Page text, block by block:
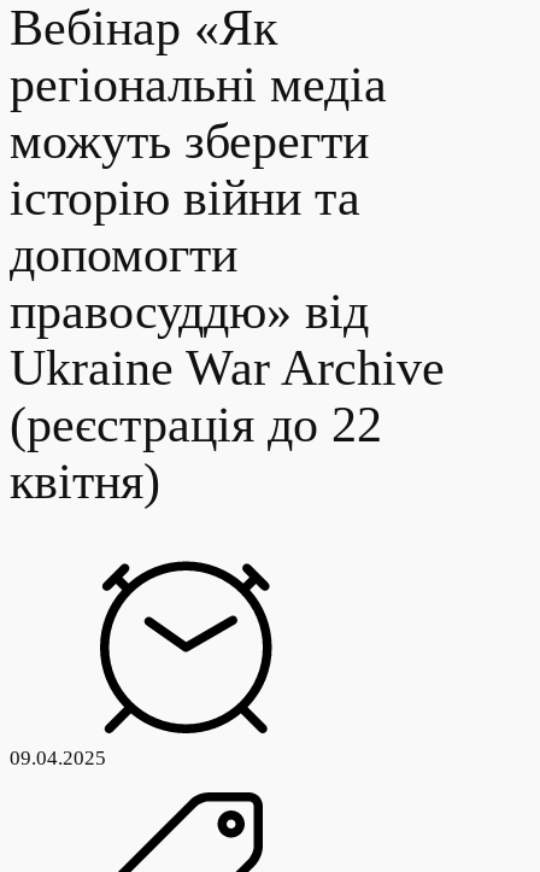
Вебінар «Як
регіональні медіа
можуть зберегти
історію війни та
допомогти
правосуддю» від
Ukraine War Archive
(реєстрація до 22
квітня)
09.04.2025